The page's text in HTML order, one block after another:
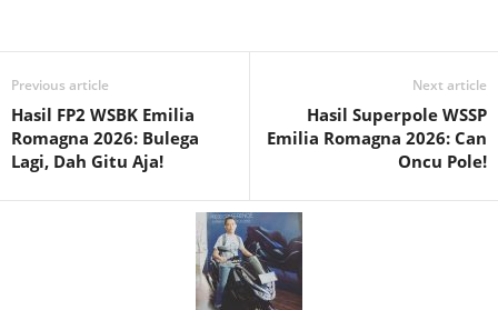
Previous article
Hasil FP2 WSBK Emilia
Romagna 2026: Bulega
Lagi, Dah Gitu Aja!
Next article
Hasil Superpole WSSP
Emilia Romagna 2026: Can
Oncu Pole!